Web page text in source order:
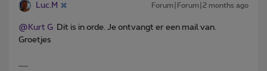
Luc.M Forum|Forum|2 months ago
@Kurt G Dit is in orde. Je ontvangt er een mail van.
Groetjes